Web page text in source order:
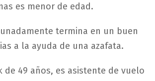
es menor de edad.
termina en un buen
a la ayuda de una azafata.
de 49 años, es asistente de vuelo